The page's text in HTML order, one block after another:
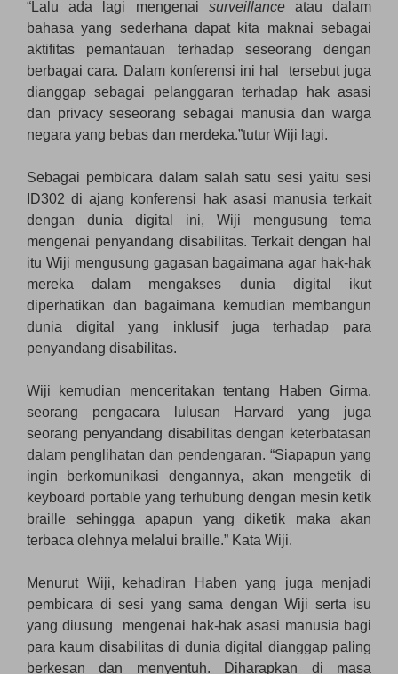
“Lalu ada lagi mengenai surveillanceatau dalam
bahasa yang sederhana dapat kita maknai sebagai
aktifitas pemantauan terhadap seseorang dengan
berbagai cara. Dalam konferensi ini hal tersebut juga
dianggap sebagai pelanggaran terhadap hak asasi
dan privacy seseorang sebagai manusia dan warga
negara yang bebas dan merdeka.”tutur Wiji lagi.
Sebagai pembicara dalam salah satu sesi yaitu sesi
ID302 di ajang konferensi hak asasi manusia terkait
dengan dunia digital ini, Wiji mengusung tema
mengenai penyandang disabilitas. Terkait dengan hal
itu Wiji mengusung gagasan bagaimana agar hak-hak
mereka dalam mengakses dunia digital ikut
diperhatikan dan bagaimana kemudian membangun
dunia digital yang inklusif juga terhadap para
penyandang disabilitas.
Wiji kemudian menceritakan tentang Haben Girma,
seorang pengacara lulusan Harvard yang juga
seorang penyandang disabilitas dengan keterbatasan
dalam penglihatan dan pendengaran. “Siapapun yang
ingin berkomunikasi dengannya, akan mengetik di
keyboard portable yang terhubung dengan mesin ketik
braille sehingga apapun yang diketik maka akan
terbaca olehnya melalui braille.” Kata Wiji.
Menurut Wiji, kehadiran Haben yang juga menjadi
pembicara di sesi yang sama dengan Wiji serta isu
yang diusung mengenai hak-hak asasi manusia bagi
para kaum disabilitas di dunia digital dianggap paling
berkesan dan menyentuh. Diharapkan di masa